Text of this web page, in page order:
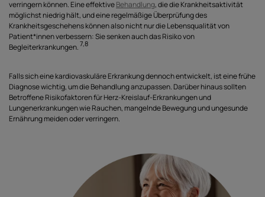
verringern können. Eine effektiveBehandlung, die die Krankheitsaktivität
möglichst niedrig hält, und eine regelmäßige Überprüfung des
Krankheitsgeschehens können also nicht nur die Lebensqualität von
Patient*innen verbessern: Sie senken auch das Risiko von
Begleiterkrankungen. 7,8
Falls sich eine kardiovaskuläre Erkrankung dennoch entwickelt, ist eine frühe
Diagnose wichtig, um die Behandlung anzupassen. Darüber hinaus sollten
Betroffene Risikofaktoren für Herz-Kreislauf-Erkrankungen und
Lungenerkrankungen wie Rauchen, mangelnde Bewegung und ungesunde
Ernährung meiden oder verringern.